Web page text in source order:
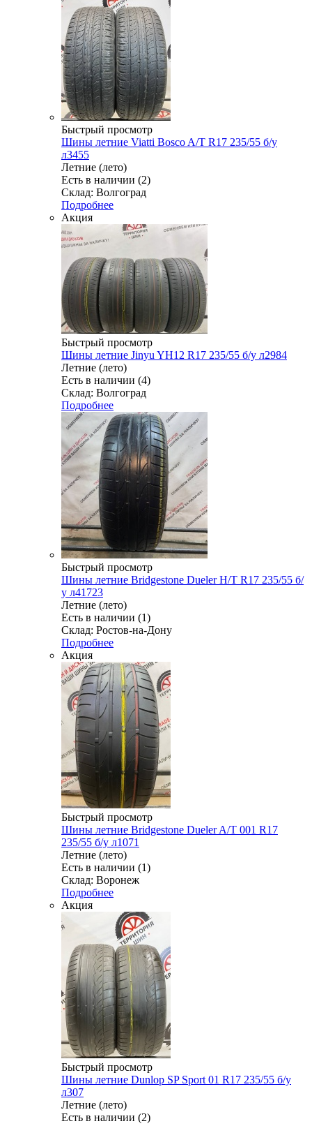
Быстрый просмотр
Шины летние Viatti Bosco A/T R17 235/55 б/у
л3455
Летние (лето)
Есть в наличии (2)
Склад: Волгоград
Подробнее
Акция
Быстрый просмотр
Шины летние Jinyu YH12 R17 235/55 б/у л2984
Летние (лето)
Есть в наличии (4)
Склад: Волгоград
Подробнее
Быстрый просмотр
Шины летние Bridgestone Dueler H/T R17 235/55 б/
у л41723
Летние (лето)
Есть в наличии (1)
Склад: Ростов-на-Дону
Подробнее
Акция
Быстрый просмотр
Шины летние Bridgestone Dueler A/T 001 R17
235/55 б/у л1071
Летние (лето)
Есть в наличии (1)
Склад: Воронеж
Подробнее
Акция
Быстрый просмотр
Шины летние Dunlop SP Sport 01 R17 235/55 б/у
л307
Летние (лето)
Есть в наличии (2)